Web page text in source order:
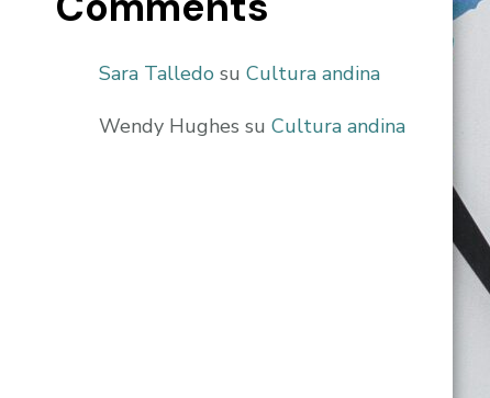
Sara Talledo suCultura andina
Wendy Hughes suCultura andina